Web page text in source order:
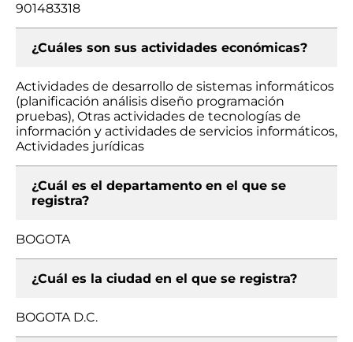
901483318
¿Cuáles son sus actividades económicas?
Actividades de desarrollo de sistemas informáticos
(planificación análisis diseño programación
pruebas), Otras actividades de tecnologías de
información y actividades de servicios informáticos,
Actividades jurídicas
¿Cuál es el departamento en el que se
registra?
BOGOTA
¿Cuál es la ciudad en el que se registra?
BOGOTA D.C.